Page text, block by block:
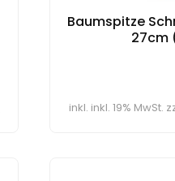
Baumspitze
27cm
inkl. inkl. 19% MwSt.